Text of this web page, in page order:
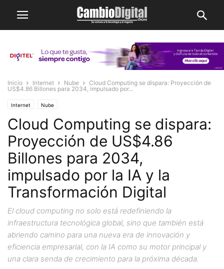
Inicio Internet Nube
Cloud Computing se dispara: Proyección de
US$4.86 Billones para 2034, impulsado por...
Internet Nube
Cloud Computing se dispara:
Proyección de US$4.86
Billones para 2034,
impulsado por la IA y la
Transformación Digital
El cloud computing no solo está redefiniendo la
infraestructura tecnológica global, sino que también está
abriendo camino para una nueva era de innovación y
eficiencia empresarial, con la IA como su motor principal y
una clara senda de crecimiento para la próxima década.